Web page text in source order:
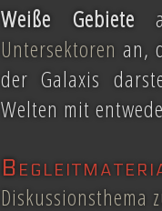
Weiße Gebiete
Untersektoren an,
der Galaxis
Welten mit
Diskussionsthema